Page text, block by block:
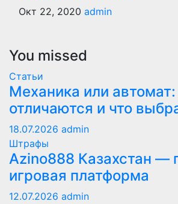
Окт 22, 2020 admin
You missed
Статьи
Механика или
отличаются и что
18.07.2026 admin
Штрафы
Azino888 Казахстан —
игровая платформа
12.07.2026 admin